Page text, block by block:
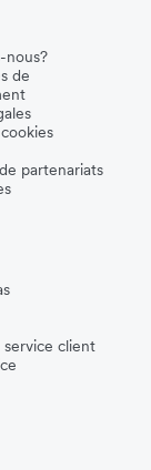
nous?
de
partenariats
client